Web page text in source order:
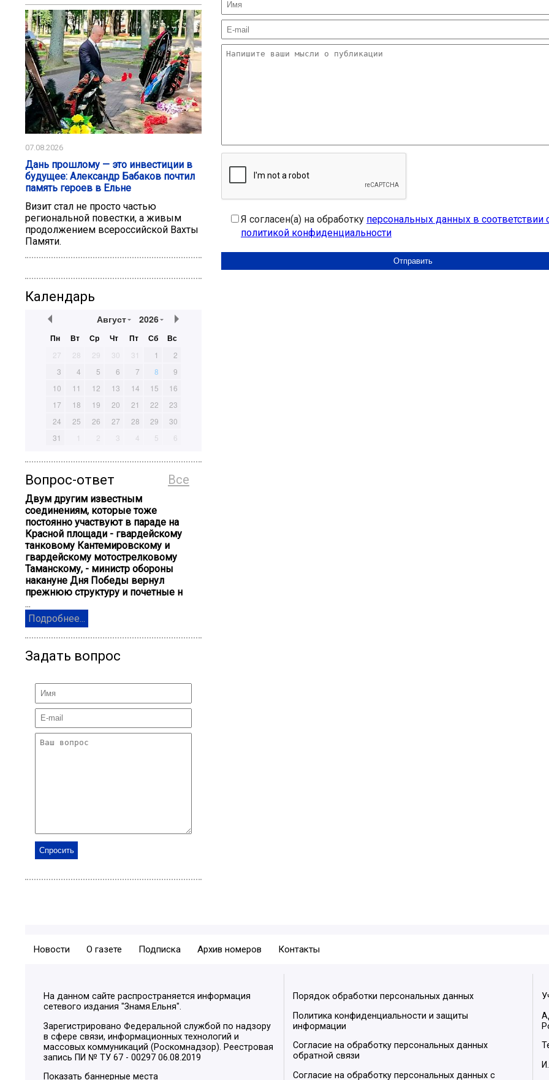
07.08.2026
Дань прошлому — это инвестиции в
будущее: Александр Бабаков почтил
память героев в Ельне
Визит стал не просто частью
региональной повестки, а живым
продолжением всероссийской Вахты
Памяти.
Календарь
Август 2026
Пн Вт Ср Чт Пт Сб Вс
27 28 29 30 31 1
2
3
4 5 6 7 8
9
10
11 12 13 14 15
16
17
18 19 20 21 22
23
24
25 26 27 28 29
30
31
1 2 3 4 5 6
Все
Вопрос-ответ
Двум другим известным
соединениям, которые тоже
постоянно участвуют в параде на
Красной площади - гвардейскому
танковому Кантемировскому и
гвардейскому мотострелковому
Таманскому, - министр обороны
накануне Дня Победы вернул
прежнюю структуру и почетные н
...
Подробнее...
Задать вопрос
Я согласен(а) на обработку персональных данных в соответствии
политикой конфиденциальности
Новости О газете Подписка Архив номеров Контакты
На данном сайте распространяется информация
сетевого издания "Знамя.Ельня".
Зарегистрировано Федеральной службой по надзору
в сфере связи, информационных технологий и
массовых коммуникаций (Роскомнадзор). Реестровая
запись ПИ № ТУ 67 - 00297 06.08.2019
Показать баннерные места
Порядок обработки персональных данных
Политика конфиденциальности и защиты
информации
Согласие на обработку персональных данных
обратной связи
Согласие на обработку персональных данных с